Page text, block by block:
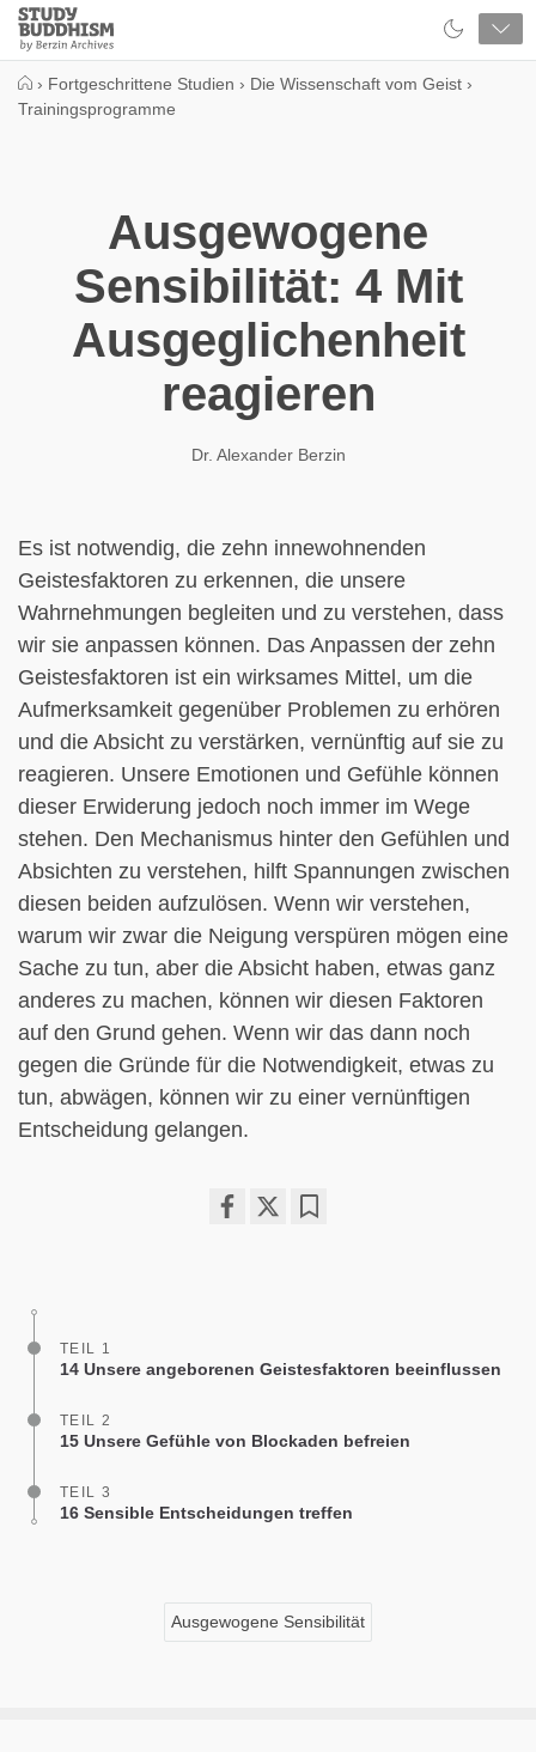
Close
Study
Buddhism
› Fortgeschrittene Studien › Die Wissenschaft vom Geist ›
Trainingsprogramme
Ausgewogene
Sensibilität: 4 Mit
Ausgeglichenheit
reagieren
Dr. Alexander Berzin
Es ist notwendig, die zehn innewohnenden
Geistesfaktoren zu erkennen, die unsere
Wahrnehmungen begleiten und zu verstehen, dass
wir sie anpassen können. Das Anpassen der zehn
Geistesfaktoren ist ein wirksames Mittel, um die
Aufmerksamkeit gegenüber Problemen zu erhören
und die Absicht zu verstärken, vernünftig auf sie zu
reagieren. Unsere Emotionen und Gefühle können
dieser Erwiderung jedoch noch immer im Wege
stehen. Den Mechanismus hinter den Gefühlen und
Absichten zu verstehen, hilft Spannungen zwischen
diesen beiden aufzulösen. Wenn wir verstehen,
warum wir zwar die Neigung verspüren mögen eine
Sache zu tun, aber die Absicht haben, etwas ganz
anderes zu machen, können wir diesen Faktoren
auf den Grund gehen. Wenn wir das dann noch
gegen die Gründe für die Notwendigkeit, etwas zu
tun, abwägen, können wir zu einer vernünftigen
Entscheidung gelangen.
TEIL 1
14 Unsere angeborenen Geistesfaktoren beeinflussen
TEIL 2
15 Unsere Gefühle von Blockaden befreien
TEIL 3
16 Sensible Entscheidungen treffen
Ausgewogene Sensibilität